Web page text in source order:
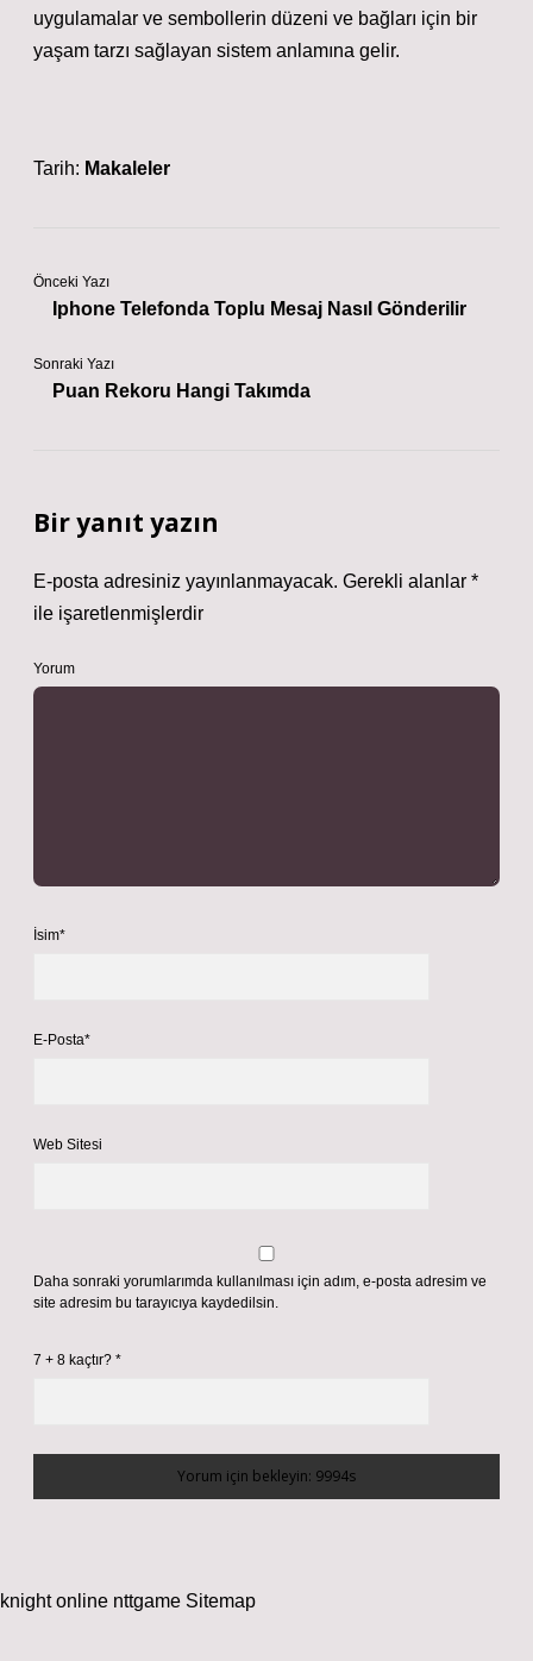
uygulamalar ve sembollerin düzeni ve bağları için bir
yaşam tarzı sağlayan sistem anlamına gelir.
Tarih: Makaleler
Önceki Yazı
Iphone Telefonda Toplu Mesaj Nasıl Gönderilir
Sonraki Yazı
Puan Rekoru Hangi Takımda
Bir yanıt yazın
E-posta adresiniz yayınlanmayacak. Gerekli alanlar *
ile işaretlenmişlerdir
Yorum
İsim*
E-Posta*
Web Sitesi
Daha sonraki yorumlarımda kullanılması için adım, e-posta adresim ve
site adresim bu tarayıcıya kaydedilsin.
7 + 8 kaçtır? *
knight online nttgame Sitemap